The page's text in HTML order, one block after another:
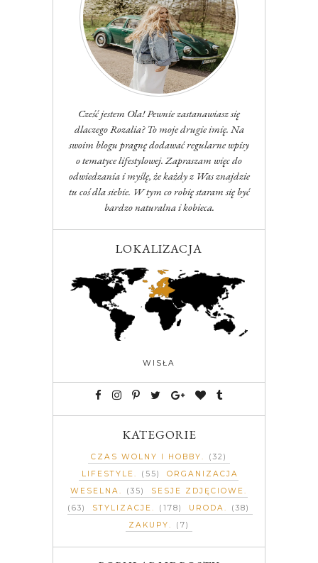
Cześć jestem Ola! Pewnie zastanawiasz się
dlaczego Rozalia? To moje drugie imię. Na
swoim blogu pragnę dodawać regularne wpisy
o tematyce lifestylowej. Zapraszam więc do
odwiedzania i myślę, że każdy z Was znajdzie
tu coś dla siebie. W tym co robię staram się być
bardzo naturalna i kobieca.
LOKALIZACJA
WISŁA
KATEGORIE
CZAS WOLNY I HOBBY
(32)
LIFESTYLE
(55)
ORGANIZACJA
WESELNA
(35)
SESJE ZDJĘCIOWE
(63)
STYLIZACJE (178) URODA
(38)
ZAKUPY
(7)